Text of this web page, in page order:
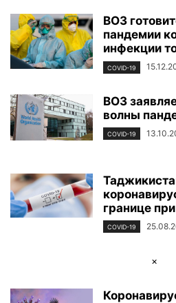
ВОЗ
пандемии
инфекции
COVID-19
ВОЗ
волны
COVID-19
границе
COVID-19
×